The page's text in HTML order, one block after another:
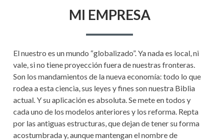
MI EMPRESA
El nuestro es un mundo “globalizado”. Ya nada es local, ni
vale, si no tiene proyección fuera de nuestras fronteras.
Son los mandamientos de la nueva economía: todo lo que
rodea a esta ciencia, sus leyes y fines son nuestra Biblia
actual. Y su aplicación es absoluta. Se mete en todos y
cada uno de los modelos anteriores y los reforma. Repta
por las antiguas estructuras, que dejan de tener su forma
acostumbrada y, aunque mantengan el nombre de